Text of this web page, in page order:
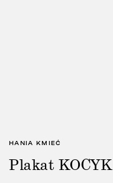
HANIA KMIEĆ
Plakat KOCYK